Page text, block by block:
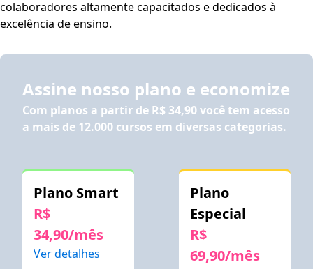
colaboradores altamente capacitados e dedicados à
excelência de ensino.
Assine nosso plano e economize
Com planos a partir de R$ 34,90você tem acesso
a mais de 12.000 cursos em diversas categorias.
Plano Smart
R$
34,90/mês
Ver detalhes
Plano
Especial
R$
69,90/mês